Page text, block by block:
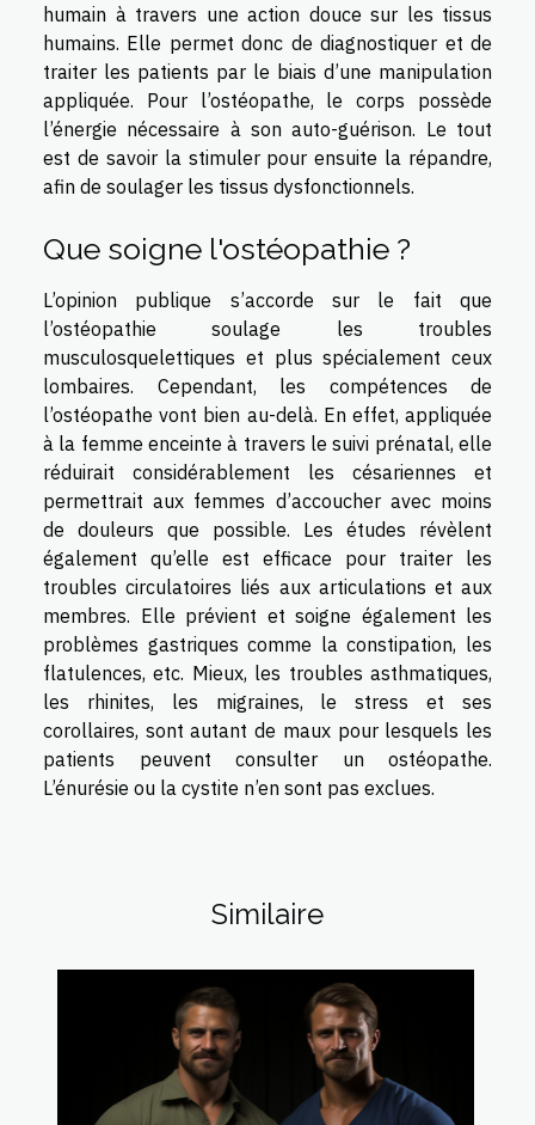
humain à travers une action douce sur les tissus
humains. Elle permet donc de diagnostiquer et de
traiter les patients par le biais d’une manipulation
appliquée. Pour l’ostéopathe, le corps possède
l’énergie nécessaire à son auto-guérison. Le tout
est de savoir la stimuler pour ensuite la répandre,
afin de soulager les tissus dysfonctionnels.
Que soigne l'ostéopathie ?
L’opinion publique s’accorde sur le fait que
l’ostéopathie soulage les troubles
musculosquelettiques et plus spécialement ceux
lombaires. Cependant, les compétences de
l’ostéopathe vont bien au-delà. En effet, appliquée
à la femme enceinte à travers le suivi prénatal, elle
réduirait considérablement les césariennes et
permettrait aux femmes d’accoucher avec moins
de douleurs que possible. Les études révèlent
également qu’elle est efficace pour traiter les
troubles circulatoires liés aux articulations et aux
membres. Elle prévient et soigne également les
problèmes gastriques comme la constipation, les
flatulences, etc. Mieux, les troubles asthmatiques,
les rhinites, les migraines, le stress et ses
corollaires, sont autant de maux pour lesquels les
patients peuvent consulter un ostéopathe.
L’énurésie ou la cystite n’en sont pas exclues.
Similaire